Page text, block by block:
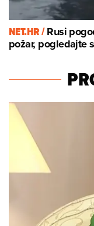
NET.HR /Rusi
požar, pogledajte